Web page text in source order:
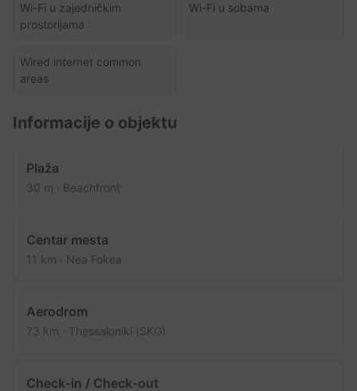
Wi-Fi u zajedničkim
prostorijama
Wi-Fi u sobama
Wired internet common
areas
Informacije o objektu
Plaža
30 m · Beachfront
Centar mesta
11 km · Nea Fokea
Aerodrom
73 km · Thessaloniki (SKG)
Check-in / Check-out